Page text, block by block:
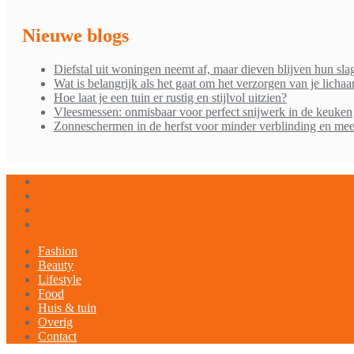
Nieuwe blogs
Diefstal uit woningen neemt af, maar dieven blijven hun
Wat is belangrijk als het gaat om het verzorgen van je
Hoe laat je een tuin er rustig en stijlvol uitzien?
Vleesmessen: onmisbaar voor perfect snijwerk in de keuken
Zonneschermen in de herfst voor minder verblinding en
Fashion
Beauty
Lifestyle
Food
Huis & tuin
Overig
Contact